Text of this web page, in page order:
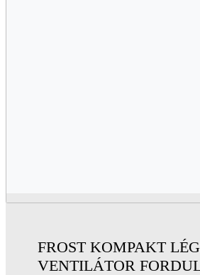
FROST KOMPAKT
VENTILÁTOR